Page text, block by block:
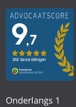
Onderlangs 1